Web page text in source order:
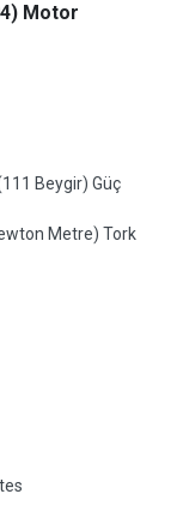
Motor
Beygir) Güç
Metre) Tork